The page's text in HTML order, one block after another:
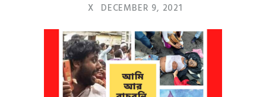
X DECEMBER 9, 2021